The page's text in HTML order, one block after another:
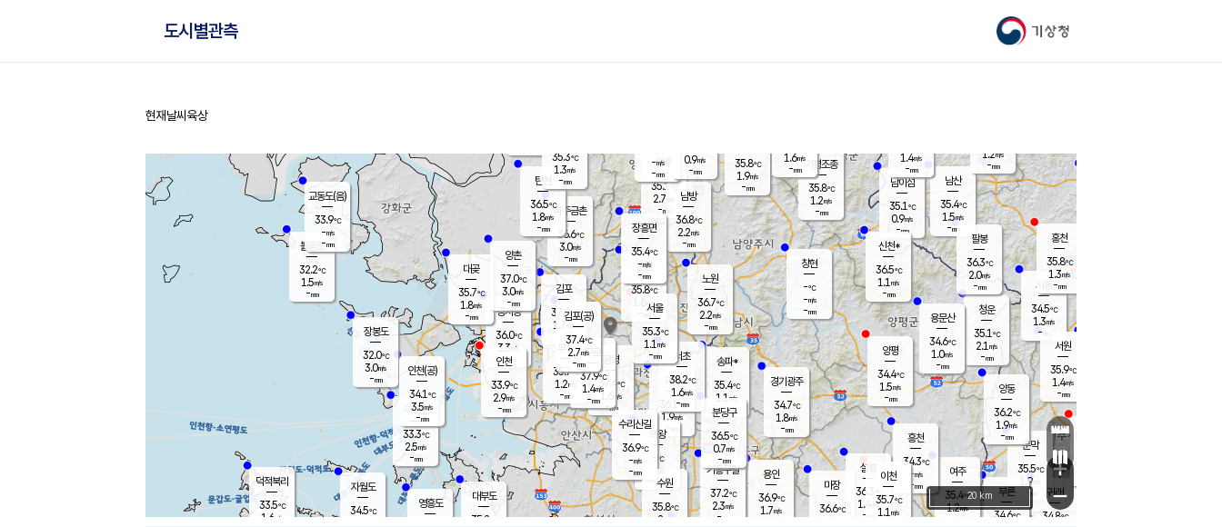
기상청
도시별관측
홈
현재날씨 육상
문막
35.5℃
1.9m/s
mm
남이섬
35.1℃
0.9m/s
-mm
무의도
33.3℃
2.5m/s
-mm
영흥도
볼음도
32.2℃
1.5m/s
-mm
자월도
34.5℃
양주
35.1℃
2.7
-mm
부론
34.6℃
과천
36.1℃
1.9m/s
- mm
남산
35.4℃
1.5m/s
-mm
장봉도
32.0℃
3.0m/s
-mm
청운
35.1℃
2.1 m/s
-mm
팔봉
36.3℃
2.0m/s
-mm
용인
36.9℃
1.7m/s
여주
35.4℃
1.2m/s
양동
36.2℃
1.9m/s
-mm
경기광주
34.7℃
1.8m/s
-mm
1.4m/s
-mm
대부도
35.2
경서동
36.0℃
3.3 m/s
-mm
파주금촌
36.6℃
3.0m/s
-mm
가평조종
35.8℃
1.2m/s
-mm
35.8℃
1.9m/s
-mm
대곶
35.7℃
1.8m/s
-mm
신천*
36.5℃
1.1 m/s
-mm
창현
-℃
-m/s
-mm
탄현
36.5℃
1.8m/s
-mm
1.6m/s
-mm
흥천
34.3℃
-m/s
-mm
마장
36.6℃
의왕
- ℃
m/s
mm
김포
37.0℃
1.7 m/s
mm
설봉
36.3
1.4 m/s
- mm
광명
37.4 ℃
1.6 m/s
-mm
부천
35.7℃
1.2m/s
-mm
양촌
37.0℃
3.0m/s
-mm
구로
37.9℃
1.4m/s
-mm
은평
35.8℃
1.8 m/s
- mm
노원
36.7℃
2.2m/s
-mm
송파*
35.4℃
1.1 m/s
-mm
서초
38.2℃
1.6m/s
-mm
남방
36.8℃
2.2m/s
-mm
기흥구갈
37.2℃
2.3m/s
-
수리산길
36.9℃
-m/s
-mm
분당구
36.5℃
0.7m/s
-mm
장흥면
35.4℃
-m/s
-mm
-m/s
-mm
시동
34.5℃
1.3m/s
- mm
귀래
34.8℃
서원
35.9℃
1.4m/s
-mm
용문산
34.6℃
1.0m/s
-mm
덕적북리
33.5℃
1.6 m/s
인천(공)
34.1℃
3.5m/s
-mm
김포(공)
37.4℃
2.7m/s
-mm
교동도(음)
33.9℃
-m/s
-mm
홍천
35.8℃
1.3m/s
-mm
이천
35.7℃
1.1 m/s
양평
34.4℃
1.5m/s
-mm
수원
35.8℃
2 m/s
인천
33.9℃
2.9m/s
-mm
서울
35.3℃
1.1 m/s
-mm
1.2m/s
-mm
35.3℃
1.3m/s
-mm
0.9m/s
-mm
+
−
20 km